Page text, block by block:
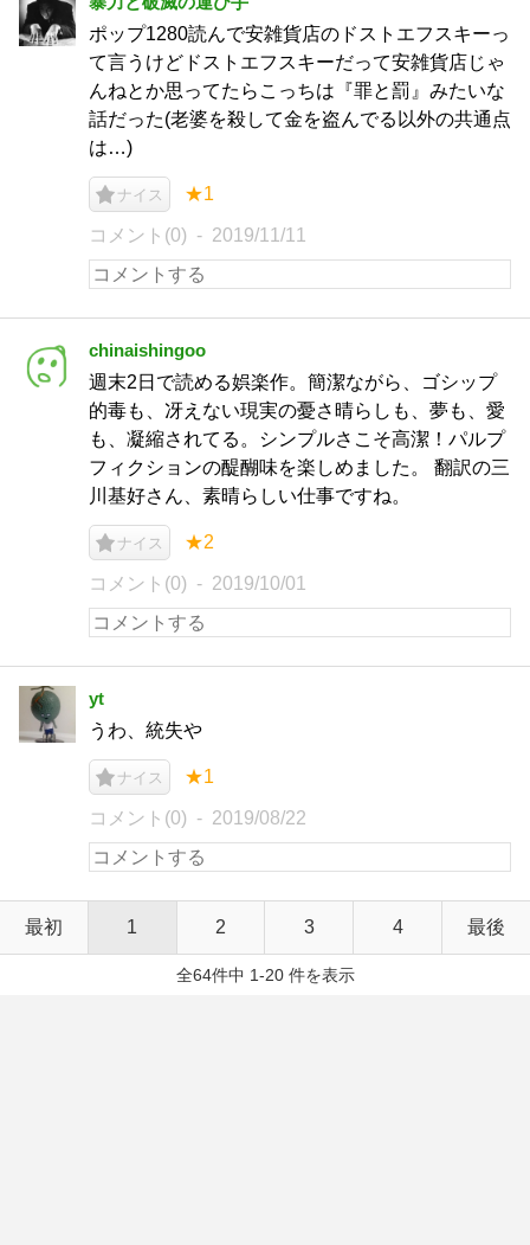
ポップ1280読んで安雑貨店のドストエフスキーっ
て言うけどドストエフスキーだって安雑貨店じゃ
んねとか思ってたらこっちは『罪と罰』みたいな
話だった(老婆を殺して金を盗んでる以外の共通点
は…)
ナイス ★1
コメント(0) 2019/11/11
chinaishingoo
週末2日で読める娯楽作。簡潔ながら、ゴシップ
的毒も、冴えない現実の憂さ晴らしも、夢も、愛
も、凝縮されてる。シンプルさこそ高潔！パルプ
フィクションの醍醐味を楽しめました。 翻訳の三
川基好さん、素晴らしい仕事ですね。
ナイス ★2
コメント(0) 2019/10/01
yt
うわ、統失や
ナイス ★1
コメント(0) 2019/08/22
最初 1 2 3 4 最後
全64件中 1-20 件を表示